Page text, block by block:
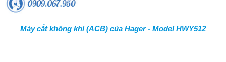
Máy cắt không khí (ACB) của Hager - Model HWY512